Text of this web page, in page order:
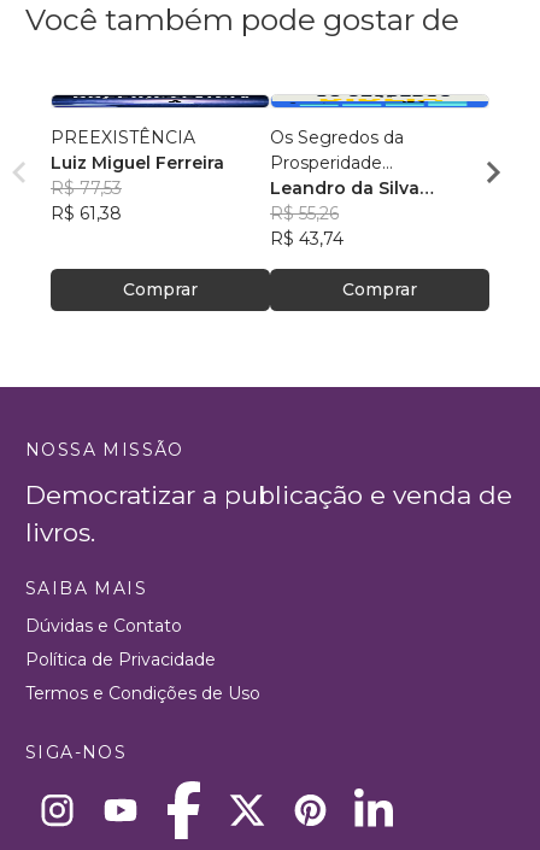
Você também pode gostar de
PREEXISTÊNCIA
Luiz Miguel Ferreira
R$ 77,53
R$ 61,38
Comprar
Os Segredos da
Prosperidade
Encontrados na Bíblia
Leandro da Silva
Martins
R$ 55,26
R$ 43,74
Comprar
NOSSA MISSÃO
Democratizar a publicação e venda de
livros.
SAIBA MAIS
Dúvidas e Contato
Política de Privacidade
Termos e Condições de Uso
SIGA-NOS